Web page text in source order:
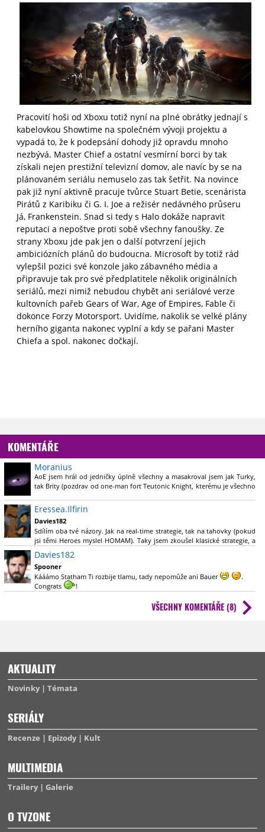
Pracovití hoši od Xboxu totiž nyní na plné obrátky jednají s
kabelovkou Showtime na společném vývoji projektu a
vypadá to, že k podepsání dohody již opravdu mnoho
nezbývá. Master Chief a ostatní vesmírní borci by tak
získali nejen prestižní televizní domov, ale navíc by se na
plánovaném seriálu nemuselo zas tak šetřit. Na novince
pak již nyní aktivně pracuje tvůrce Stuart Betie, scenárista
Pirátů z Karibiku či G. I. Joe a režisér nedávného průseru
Já, Frankenstein. Snad si tedy s Halo dokáže napravit
reputaci a nepoštve proti sobě všechny fanoušky. Ze
strany Xboxu jde pak jen o další potvrzení jejich
ambiciózních plánů do budoucna. Microsoft by totiž rád
vylepšil pozici své konzole jako zábavného média a
připravuje tak pro své předplatitele několik originálních
seriálů, mezi nimiž nebudou chybět ani seriálové verze
kultovních pařeb Gears of War, Age of Empires, Fable či
dokonce Forzy Motorsport. Uvidíme, nakolik se velké plány
herního giganta nakonec vyplní a kdy se pařani Master
Chiefa a spol. nakonec dočkají.
KOMENTÁŘE
Moranius
AoE jsem hrál od jedničky úplně všechny a masakroval jsem jak Turky,
tak Brity (pozdrav od one-man fort Teutonic Knight, kterému je všechno
kulky). Na druhou stranu - seriál podle Aoe? To jakože.... úplně jakýkoliv
historický seriál? Protože mám takový utkvělý pocit, že místní hrdinové
jako Johanka z Arku, Attila, Čingischán nebo Frederik Barbarossa se
vyskytují i mimo hru. Kdyby radši udělali seriál podle Age of Mythology,
to by bylo jiné kafe, ale na to zase nejsou prachy.
Eressea.Ilfirin
Davies182
Sdílím oba tvé názory. Jak na real-time strategie, tak na tahovky (pokud
jsi těmi Heroes myslel HOMAM). Taky jsem zkoušel klasické strategie, a
jediný titul, který mě docela i bavil, a ve kterém jsem nebyl úplně
marný, byl první pán prstenů. Ale jinak jedině HOMAM, Disciples a
podobně. To je hned lepší, když člověka netlačí čas, a může v klidu nad
tou hrou rozjímat.
Davies182
Spooner
Kááámo Statham Ti rozbije tlamu, tady nepomůže ani Bauer
.
Congrats
!
VŠECHNY KOMENTÁŘE (8)
AKTUALITY
Novinky Témata
SERIÁLY
Recenze Epizody Kult
MULTIMEDIA
Trailery Galerie
O TVZONE